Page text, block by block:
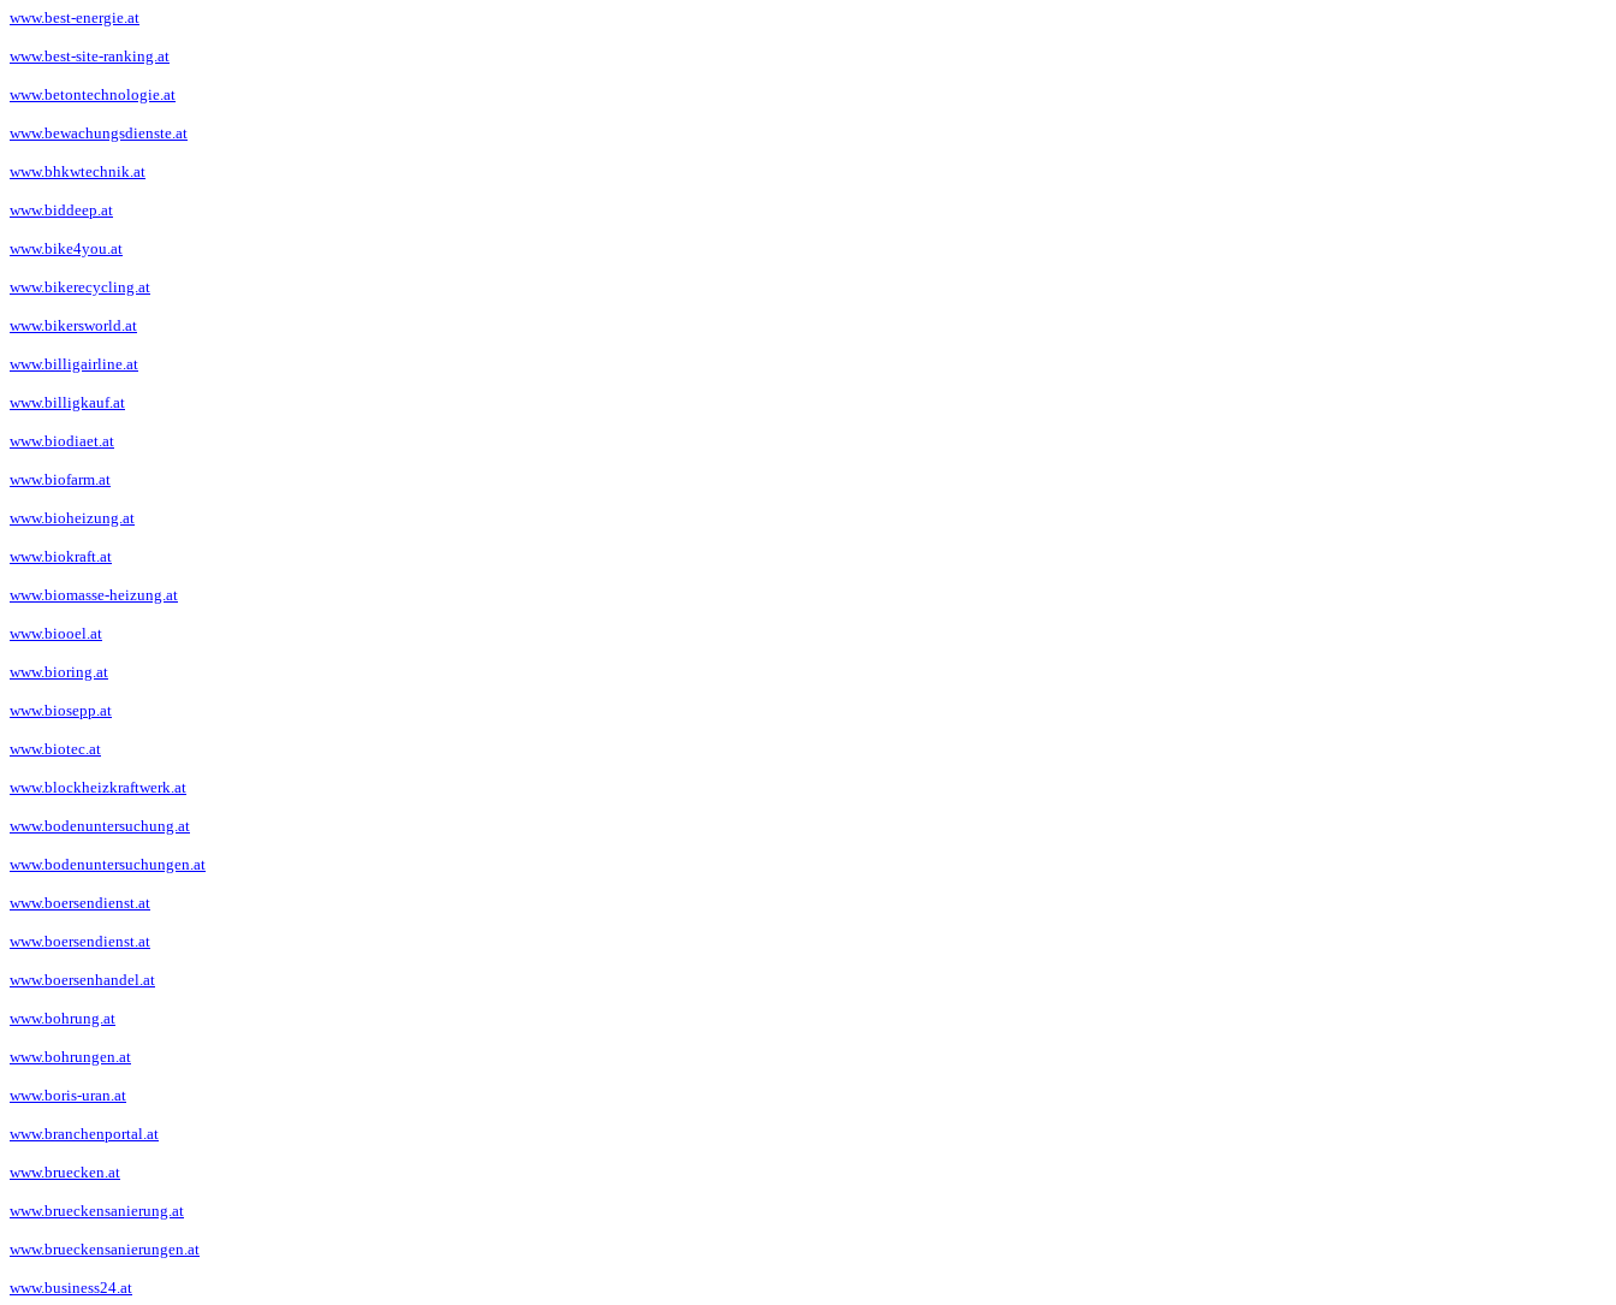
www.best-energie.at
www.best-site-ranking.at
www.betontechnologie.at
www.bewachungsdienste.at
www.bhkwtechnik.at
www.biddeep.at
www.bike4you.at
www.bikerecycling.at
www.bikersworld.at
www.billigairline.at
www.billigkauf.at
www.biodiaet.at
www.biofarm.at
www.bioheizung.at
www.biokraft.at
www.biomasse-heizung.at
www.biooel.at
www.bioring.at
www.biosepp.at
www.biotec.at
www.blockheizkraftwerk.at
www.bodenuntersuchung.at
www.bodenuntersuchungen.at
www.boersendienst.at
www.boersendienst.at
www.boersenhandel.at
www.bohrung.at
www.bohrungen.at
www.boris-uran.at
www.branchenportal.at
www.bruecken.at
www.brueckensanierung.at
www.brueckensanierungen.at
www.business24.at